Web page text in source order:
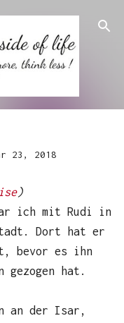
23, 2018
)
ich mit Rudi in
Dort hat er
bevor es ihn
gezogen hat.
an der Isar,